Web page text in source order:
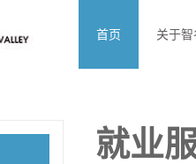
首页 关于智
就业